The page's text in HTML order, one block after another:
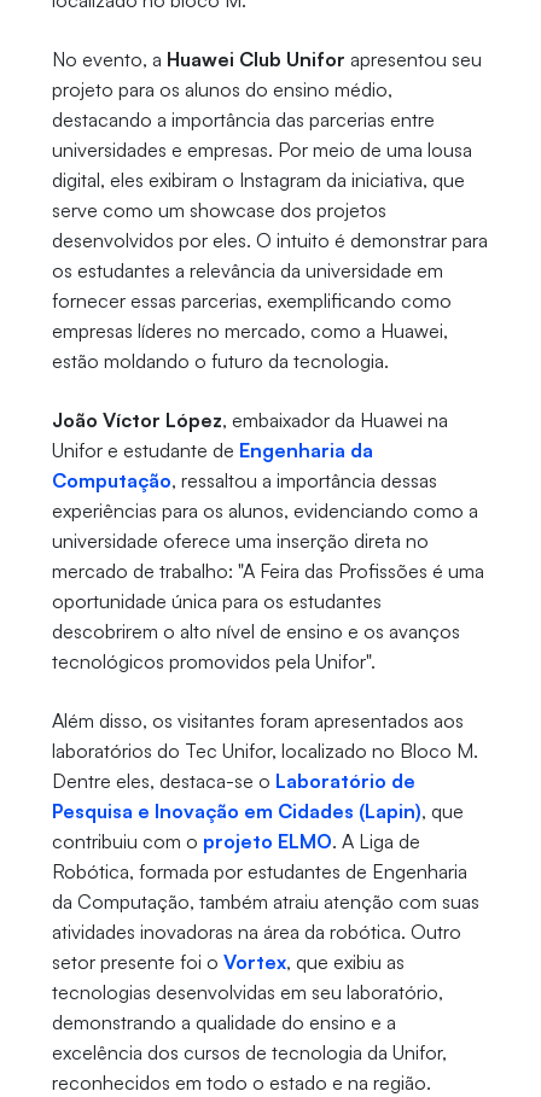
No evento, a Huawei Club Unifor apresentou seu
projeto para os alunos do ensino médio,
destacando a importância das parcerias entre
universidades e empresas. Por meio de uma lousa
digital, eles exibiram o Instagram da iniciativa, que
serve como um showcase dos projetos
desenvolvidos por eles. O intuito é demonstrar para
os estudantes a relevância da universidade em
fornecer essas parcerias, exemplificando como
empresas líderes no mercado, como a Huawei,
estão moldando o futuro da tecnologia.
João Víctor López, embaixador da Huawei na
Unifor e estudante de Engenharia da
Computação, ressaltou a importância dessas
experiências para os alunos, evidenciando como a
universidade oferece uma inserção direta no
mercado de trabalho: "A Feira das Profissões é uma
oportunidade única para os estudantes
descobrirem o alto nível de ensino e os avanços
tecnológicos promovidos pela Unifor".
Além disso, os visitantes foram apresentados aos
laboratórios do Tec Unifor, localizado no Bloco M.
Dentre eles, destaca-se o Laboratório de
Pesquisa e Inovação em Cidades (Lapin), que
contribuiu com o projeto ELMO. A Liga de
Robótica, formada por estudantes de Engenharia
da Computação, também atraiu atenção com suas
atividades inovadoras na área da robótica. Outro
setor presente foi o Vortex, que exibiu as
tecnologias desenvolvidas em seu laboratório,
demonstrando a qualidade do ensino e a
excelência dos cursos de tecnologia da Unifor,
reconhecidos em todo o estado e na região.